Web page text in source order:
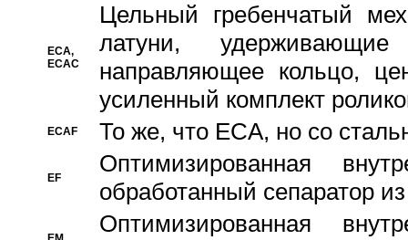
ECA,
ECAC
Цельный гребенчатый
латуни,
направляющее кольцо,
усиленный комплект
ECAF То же, что ECA, но со
EF
Оптимизированная
обработанный сепаратор
Оптимизированная